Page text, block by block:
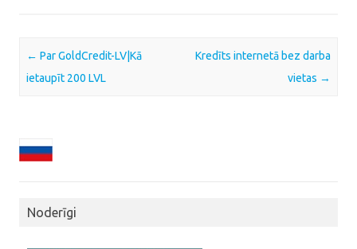
Post navigation
← Par GoldCredit-LV|Kā
ietaupīt 200 LVL
Kredīts internetā bez darba
vietas →
Noderīgi